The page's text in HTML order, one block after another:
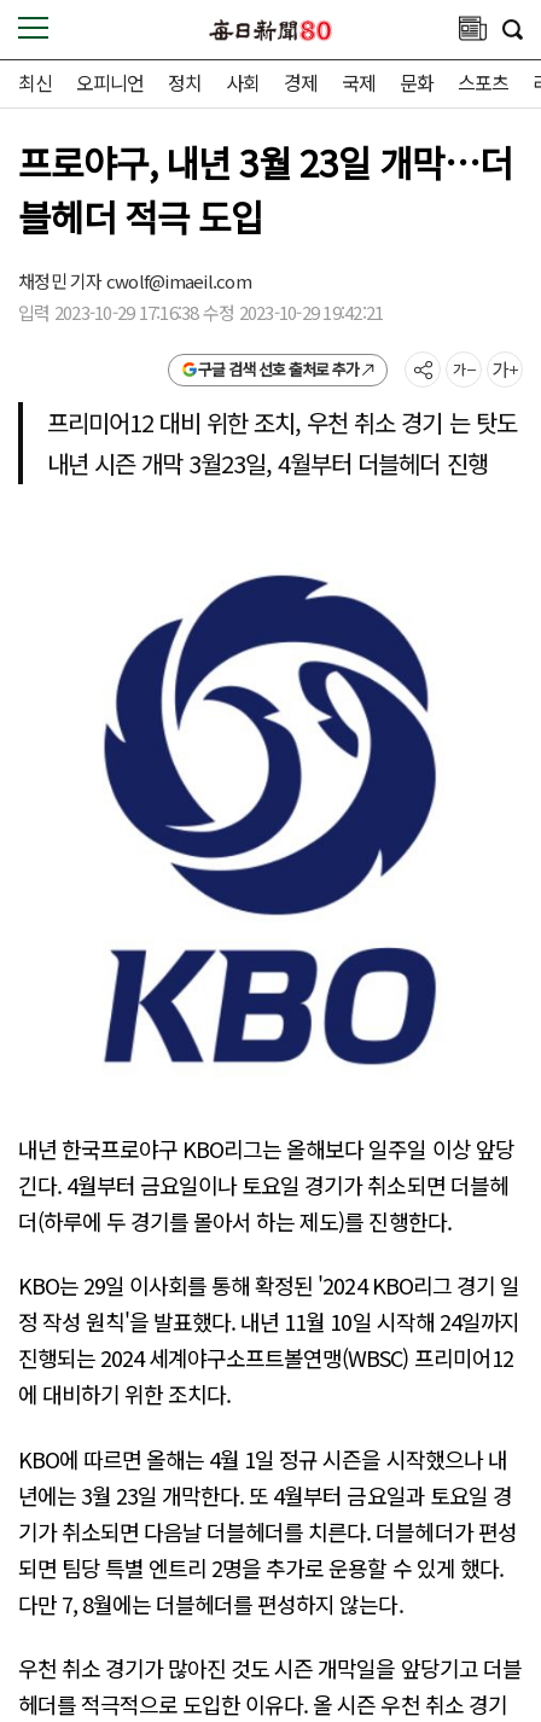
최신 오피니언 정치 사회 경제 국제 문화 스포츠
프로야구, 내년 3월 23일 개막…더
블헤더 적극 도입
채정민 기자cwolf@imaeil.com
입력 2023-10-29 17:16:38 수정 2023-10-29 19:42:21
구글 검색 선호 출처로 추가
프리미어12 대비 위한 조치, 우천 취소 경기 는 탓도
내년 시즌 개막 3월23일, 4월부터 더블헤더 진행
내년 한국프로야구 KBO리그는 올해보다 일주일 이상 앞당
긴다. 4월부터 금요일이나 토요일 경기가 취소되면 더블헤
더(하루에 두 경기를 몰아서 하는 제도)를 진행한다.
KBO는 29일 이사회를 통해 확정된 '2024 KBO리그 경기 일
정 작성 원칙'을 발표했다. 내년 11월 10일 시작해 24일까지
진행되는 2024 세계야구소프트볼연맹(WBSC) 프리미어12
에 대비하기 위한 조치다.
KBO에 따르면 올해는 4월 1일 정규 시즌을 시작했으나 내
년에는 3월 23일 개막한다. 또 4월부터 금요일과 토요일 경
기가 취소되면 다음날 더블헤더를 치른다. 더블헤더가 편성
되면 팀당 특별 엔트리 2명을 추가로 운용할 수 있게 했다.
다만 7, 8월에는 더블헤더를 편성하지 않는다.
우천 취소 경기가 많아진 것도 시즌 개막일을 앞당기고 더블
헤더를 적극적으로 도입한 이유다. 올 시즌 우천 취소 경기